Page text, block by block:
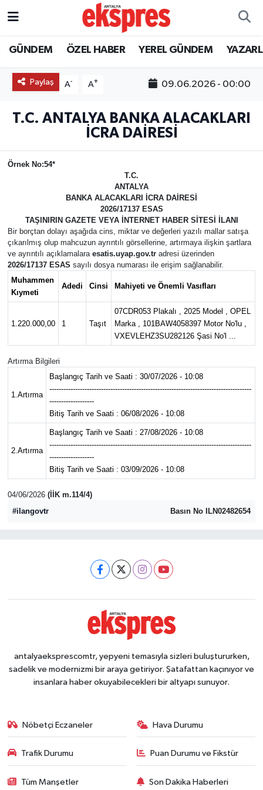
GÜNDEM ÖZEL HABER YEREL GÜNDEM
Paylaş A- A+ 09.06.2026 - 00:00
T.C. ANTALYA BANKA ALACAKLARI
İCRA DAİRESİ
Örnek No:54*
T.C.
ANTALYA
BANKA ALACAKLARI İCRA DAİRESİ
2026/17137 ESAS
TAŞINIRIN GAZETE VEYA İNTERNET HABER SİTESİ İLANI
Bir borçtan dolayı aşağıda cins, miktar ve değerleri yazılı mallar satışa
çıkarılmış olup mahcuzun ayrıntılı görsellerine, artırmaya ilişkin şartlara
ve ayrıntılı açıklamalaraesatis.uyap.gov.tradresi üzerinden
2026/17137 ESAS sayılı dosya numarası ile erişim sağlanabilir.
Muhammen
Kıymeti
Adedi Cinsi Mahiyeti ve Önemli Vasıfları
1.220.000,00 1 Taşıt
07CDR053 Plakalı , 2025 Model , OPEL
Marka , 101BAW4058397 Motor No'lu ,
VXEVLEHZ3SU282126 Şasi No'l ...
Artırma Bilgileri
1.Artırma
Başlangıç Tarih ve Saati : 30/07/2026 - 10:08
--------------------------------------------------------------------------------------
-------------------
Bitiş Tarih ve Saati : 06/08/2026 - 10:08
2.Artırma
Başlangıç Tarih ve Saati : 27/08/2026 - 10:08
--------------------------------------------------------------------------------------
-------------------
Bitiş Tarih ve Saati : 03/09/2026 - 10:08
04/06/2026 (İİK m.114/4)
#ilangovtr
Basın No ILN02482654
antalyaeksprescomtr, yepyeni temasıyla sizleri buluştururken,
sadelik ve modernizmi bir araya getiriyor. Şatafattan kaçınıyor ve
insanlara haber okuyabilecekleri bir altyapı sunuyor.
Nöbetçi Eczaneler Hava Durumu
Trafik Durumu Puan Durumu ve Fikstür
Tüm Manşetler Son Dakika Haberleri
ÖZEL HABER
GÜNDEM
KÜLTÜR - SANAT
SİYASET
SAĞLIK
DÜNYA
TURİZM
RÖPORTAJ
VİDEO HABERLER
YAZARLAR
RESMİ İLAN
MAGAZİN
Nöbetçi Eczaneler
Hava Durumu
Süper Lig Puan Durumu ve Fikstür
Tüm Manşetler
Son Dakika Haberleri
Haber Arşivi